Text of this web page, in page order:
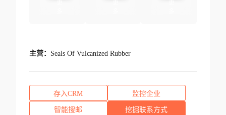
主营： Seals Of Vulcanized Rubber
存入CRM 监控企业
智能搜邮 挖掘联系方式